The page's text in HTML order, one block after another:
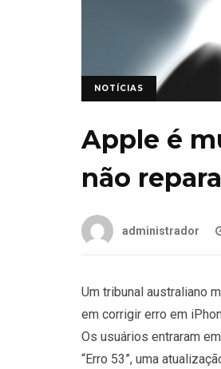
NOTÍCIAS
Apple é
não
administrador
Um tribunal australiano
em corrigir erro em
Os usuários entraram
“Erro 53”, uma